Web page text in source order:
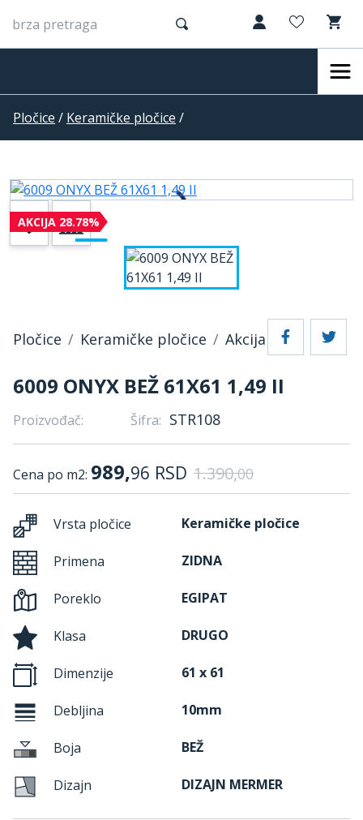
Pločice / Keramičke pločice /
AKCIJA 28.78%
Pločice Keramičke pločice Akcija
6009 ONYX BEŽ 61X61 1,49 II
Proizvođač: Šifra: STR108
Cena po m2: 989,96 RSD 1.390,00
Vrsta pločice Keramičke pločice
Primena ZIDNA
Poreklo EGIPAT
Klasa DRUGO
Dimenzije 61 x 61
Debljina 10mm
Boja BEŽ
Dizajn DIZAJN MERMER